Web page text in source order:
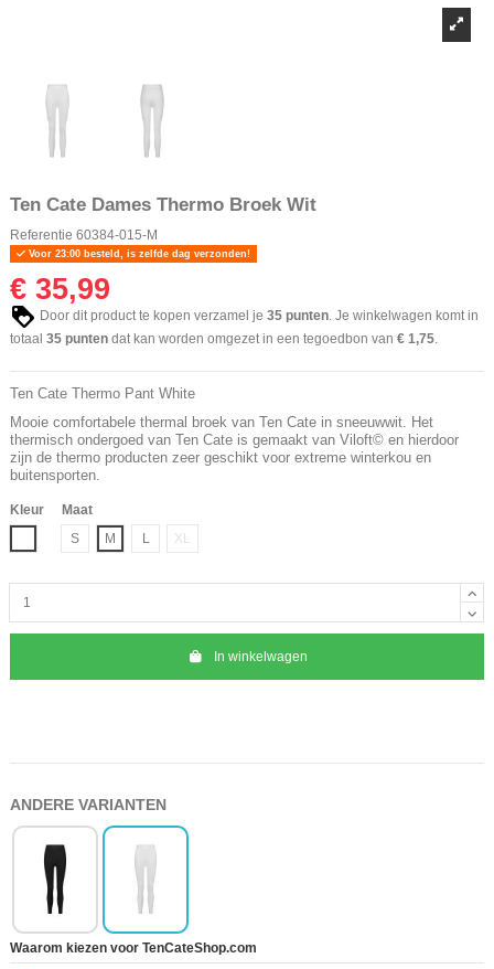
Ten Cate Dames Thermo Broek Wit
Referentie 60384-015-M
Voor 23:00 besteld, is zelfde dag verzonden!
€ 35,99
Door dit product te kopen verzamel je 35 punten . Je winkelwagen komt in
totaal 35 punten dat kan worden omgezet in een tegoedbon van € 1,75
Ten Cate Thermo Pant White
Mooie comfortabele thermal broek van Ten Cate in sneeuwwit. Het
thermisch ondergoed van Ten Cate is gemaakt van Viloft© en hierdoor
zijn de thermo producten zeer geschikt voor extreme winterkou en
buitensporten.
Kleur
Maat
S
M L XL
In winkelwagen
ANDERE VARIANTEN
Waarom kiezen voor TenCateShop.com